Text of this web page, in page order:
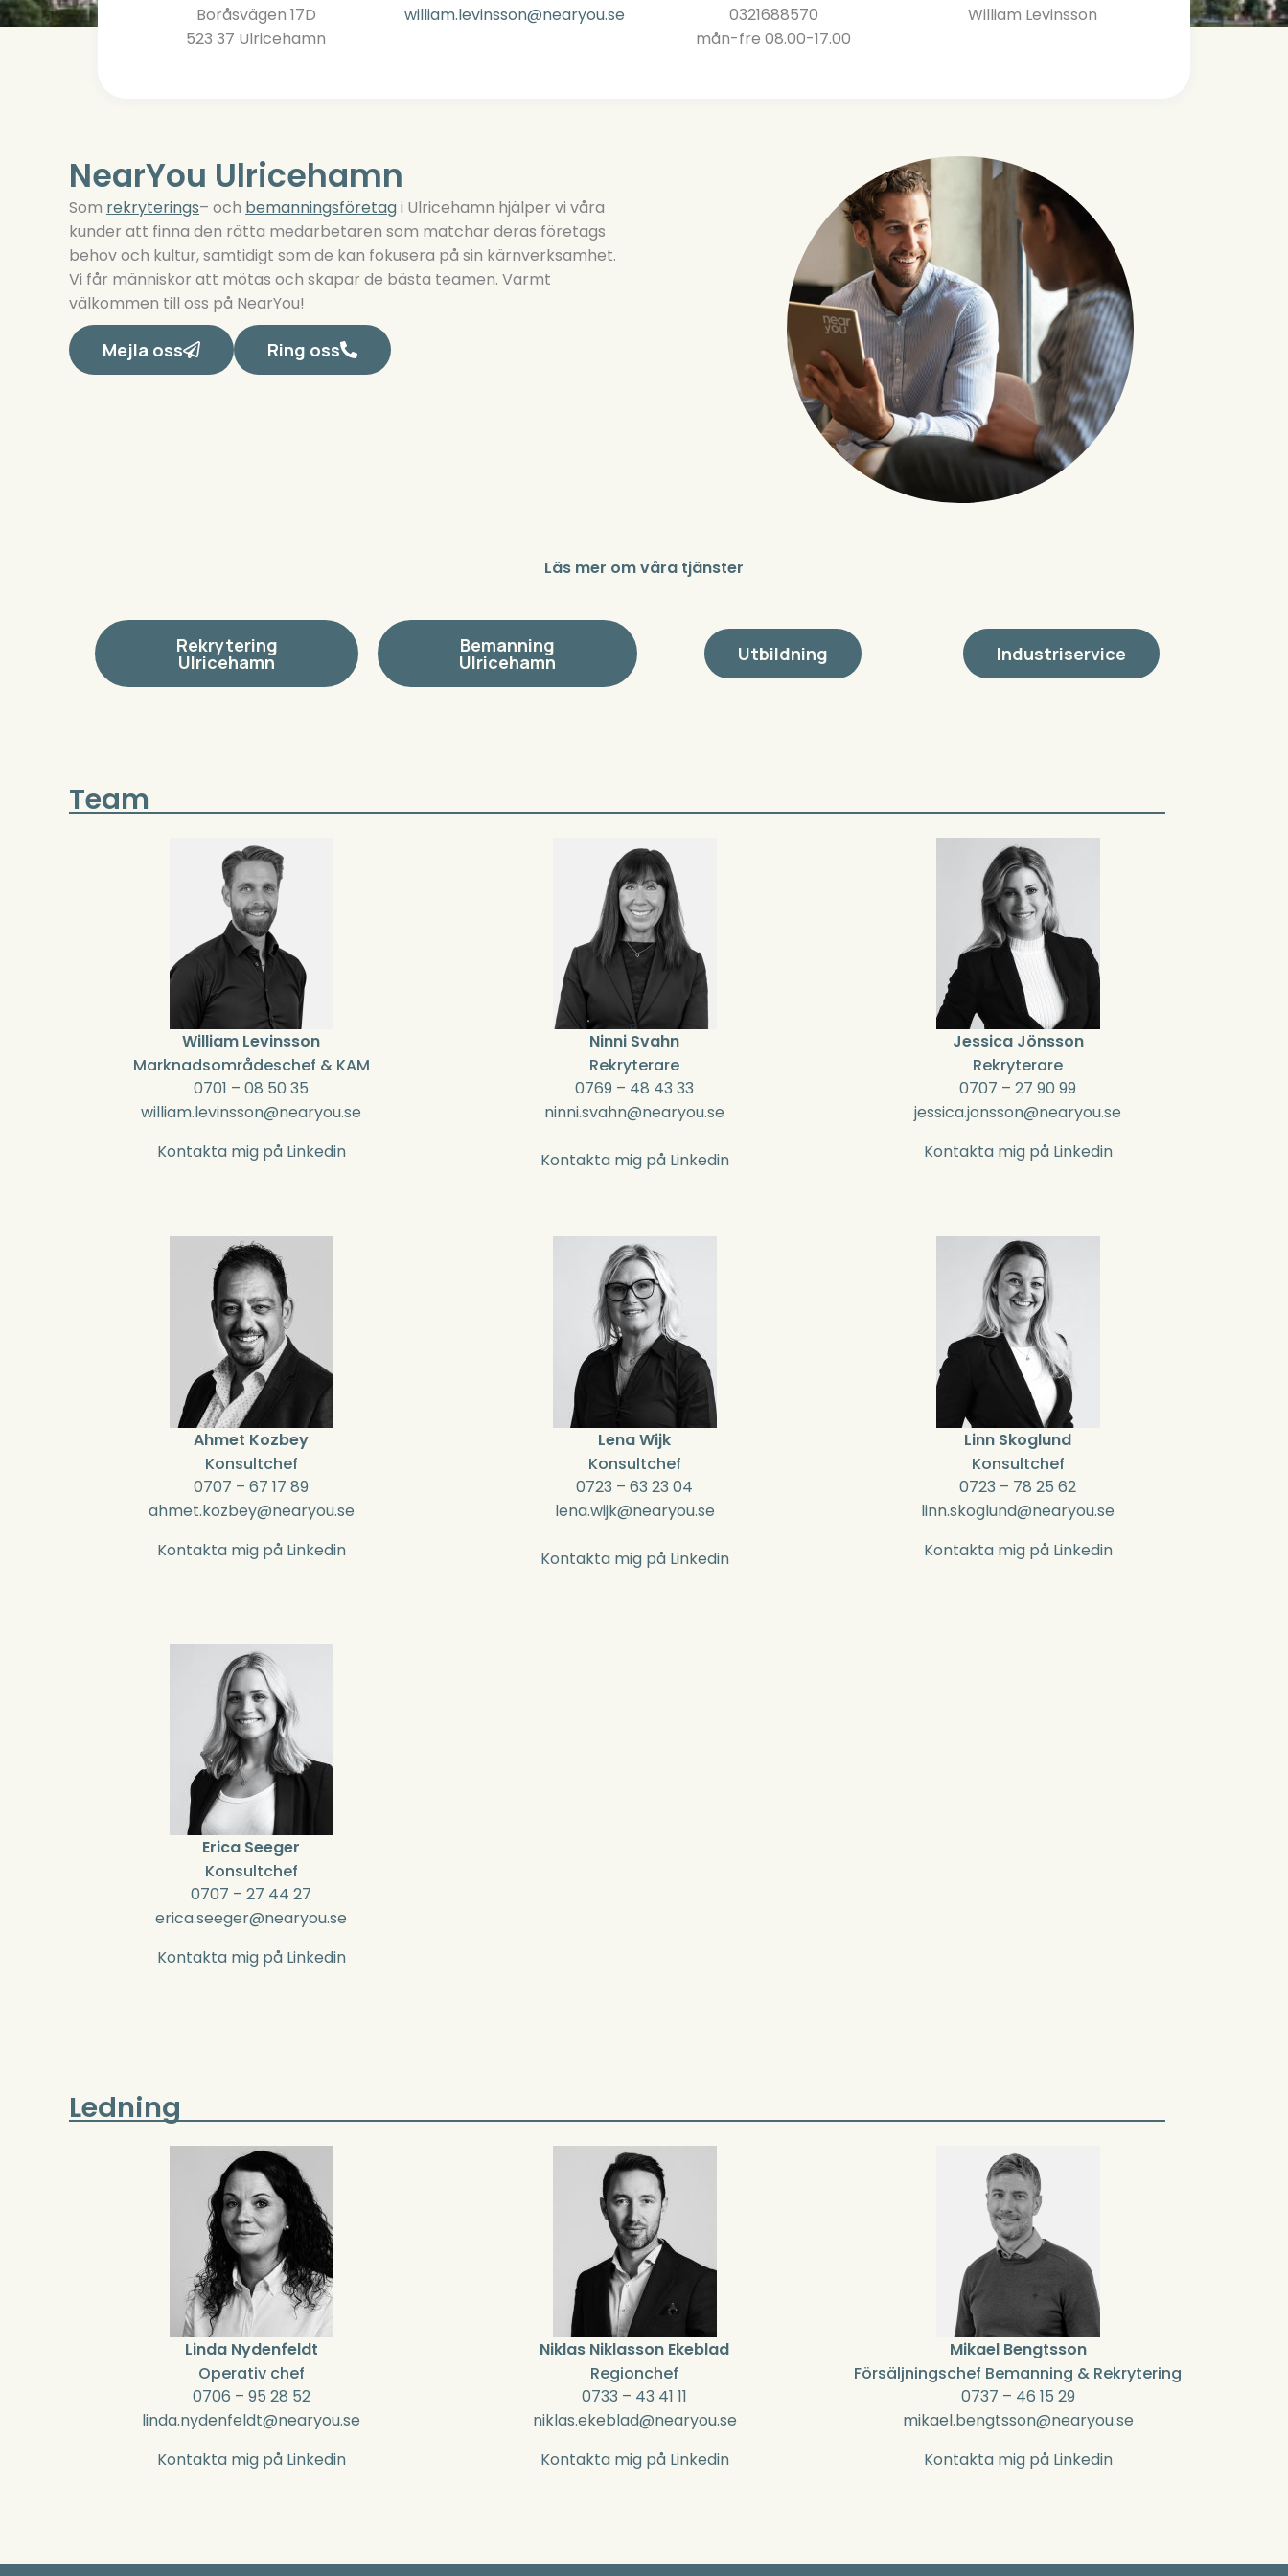
Boråsvägen 17D
523 37 Ulricehamn
william.levinsson@nearyou.se
0321688570
mån-fre 08.00-17.00
William Levinsson
NearYou Ulricehamn
Som rekryterings– och bemanningsföretagi Ulricehamn hjälper vi våra
kunder att finna den rätta medarbetaren som matchar deras företags
behov och kultur, samtidigt som de kan fokusera på sin kärnverksamhet.
Vi får människor att mötas och skapar de bästa teamen. Varmt
välkommen till oss på NearYou!
Mejla oss Ring oss
Läs mer om våra tjänster
Rekrytering
Ulricehamn
Bemanning
Ulricehamn Utbildning Industriservice
Team
William Levinsson
Marknadsområdeschef & KAM
0701 – 08 50 35
william.levinsson@nearyou.se
Kontakta mig på Linkedin
Ninni Svahn
Rekryterare
0769 – 48 43 33
ninni.svahn@nearyou.se
Kontakta mig på Linkedin
Jessica Jönsson
Rekryterare
0707 – 27 90 99
jessica.jonsson@nearyou.se
Kontakta mig på Linkedin
Ahmet Kozbey
Konsultchef
0707 – 67 17 89
ahmet.kozbey@nearyou.se
Kontakta mig på Linkedin
Lena Wijk
Konsultchef
0723 – 63 23 04
lena.wijk@nearyou.se
Kontakta mig på Linkedin
Linn Skoglund
Konsultchef
0723 – 78 25 62
linn.skoglund@nearyou.se
Kontakta mig på Linkedin
Erica Seeger
Konsultchef
0707 – 27 44 27
erica.seeger@nearyou.se
Kontakta mig på Linkedin
Ledning
Linda Nydenfeldt
Operativ chef
0706 – 95 28 52
linda.nydenfeldt@nearyou.se
Kontakta mig på Linkedin
Niklas Niklasson Ekeblad
Regionchef
0733 – 43 41 11
niklas.ekeblad@nearyou.se
Kontakta mig på Linkedin
Mikael Bengtsson
Försäljningschef Bemanning & Rekrytering
0737 – 46 15 29
mikael.bengtsson@nearyou.se
Kontakta mig på Linkedin